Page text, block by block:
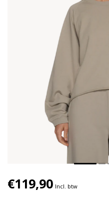
€119,90 Incl. btw